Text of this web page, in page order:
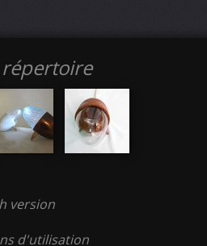
version
d'utilisation